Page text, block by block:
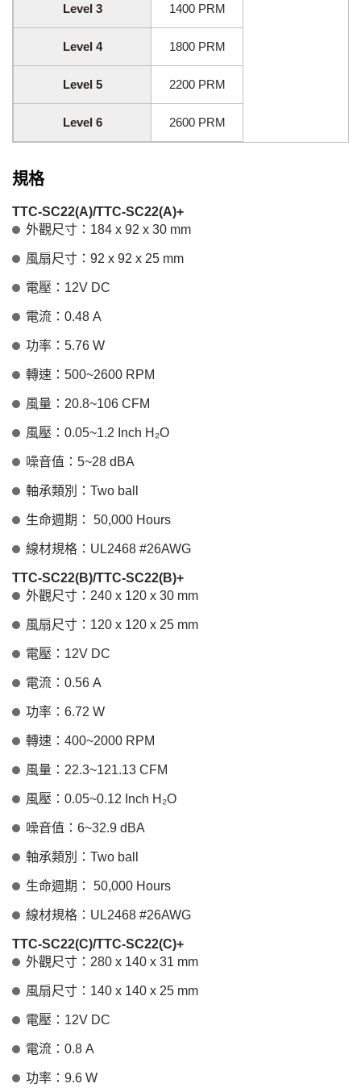
Level 3 1400 PRM
Level 4 1800 PRM
Level 5 2200 PRM
Level 6 2600 PRM
規格
TTC-SC22(A)/TTC-SC22(A)+
外觀尺寸：184 x 92 x 30 mm
風扇尺寸：92 x 92 x 25 mm
電壓：12V DC
電流：0.48 A
功率：5.76 W
轉速：500~2600 RPM
風量：20.8~106 CFM
風壓：0.05~1.2 Inch H₂O
噪音值：5~28 dBA
軸承類別：Two ball
生命週期： 50,000 Hours
線材規格：UL2468 #26AWG
TTC-SC22(B)/TTC-SC22(B)+
外觀尺寸：240 x 120 x 30 mm
風扇尺寸：120 x 120 x 25 mm
電壓：12V DC
電流：0.56 A
功率：6.72 W
轉速：400~2000 RPM
風量：22.3~121.13 CFM
風壓：0.05~0.12 Inch H₂O
噪音值：6~32.9 dBA
軸承類別：Two ball
生命週期： 50,000 Hours
線材規格：UL2468 #26AWG
TTC-SC22(C)/TTC-SC22(C)+
外觀尺寸：280 x 140 x 31 mm
風扇尺寸：140 x 140 x 25 mm
電壓：12V DC
電流：0.8 A
功率：9.6 W